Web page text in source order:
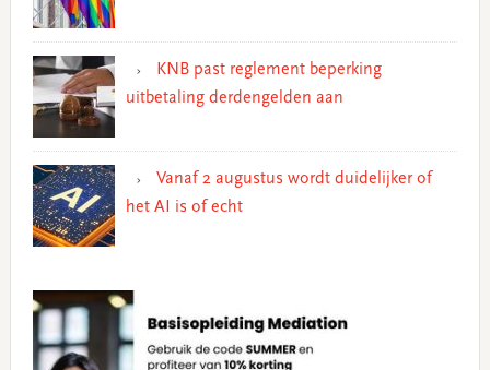
KNB past reglement beperking
uitbetaling derdengelden aan
Vanaf 2 augustus wordt duidelijker of
het AI is of echt